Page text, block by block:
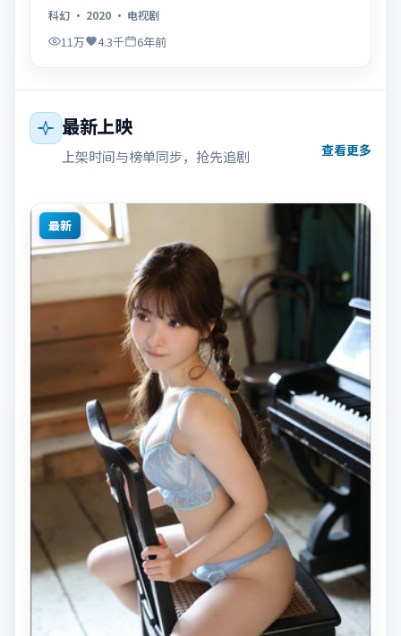
科幻 · 2020 · 电视剧
11万 4.3千 6年前
最新上映
上架时间与榜单同步，抢先追剧 查看更多
最新